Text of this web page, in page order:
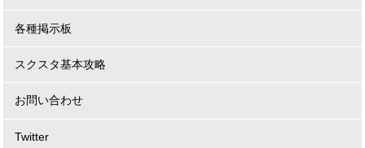
各種掲示板
スクスタ基本攻略
お問い合わせ
Twitter